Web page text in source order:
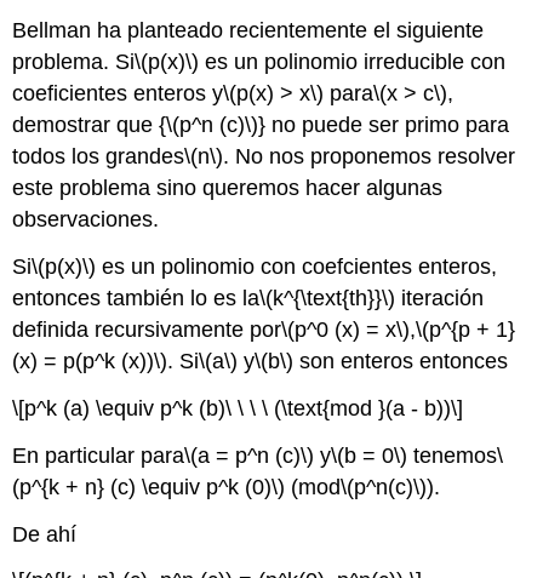
Bellman ha planteado recientemente el siguiente
problema. Si\(p(x)\) es un polinomio irreducible con
coeficientes enteros y\(p(x) > x\) para\(x > c\),
demostrar que {\(p^n (c)\)} no puede ser primo para
todos los grandes\(n\). No nos proponemos resolver
este problema sino queremos hacer algunas
observaciones.
Si\(p(x)\) es un polinomio con coefcientes enteros,
entonces también lo es la\(k^{\text{th}}\) iteración
definida recursivamente por\(p^0 (x) = x\),\(p^{p + 1}
(x) = p(p^k (x))\). Si\(a\) y\(b\) son enteros entonces
\[p^k (a) \equiv p^k (b)\ \ \ \ (\text{mod }(a - b))\]
En particular para\(a = p^n (c)\) y\(b = 0\) tenemos\
(p^{k + n} (c) \equiv p^k (0)\) (mod\(p^n(c)\)).
De ahí